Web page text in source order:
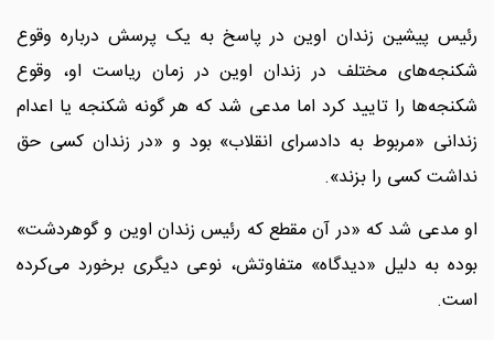
رئیس پیشین زندان اوین در پاسخ به یک پرسش درباره وقوع
شکنجه‌های مختلف در زندان اوین در زمان ریاست او، وقوع
شکنجه‌ها را تایید کرد اما مدعی شد که هر گونه شکنجه یا اعدام
زندانی «مربوط به دادسرای انقلاب» بود و «در زندان کسی حق
نداشت کسی را بزند».
او مدعی شد که «در آن مقطع که رئیس زندان اوین و گوهردشت»
بوده به دلیل «دیدگاه» متفاوتش، نوعی دیگری برخورد می‌کرده
است.